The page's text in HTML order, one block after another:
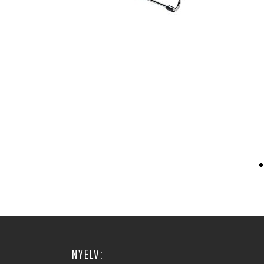
NYELV: